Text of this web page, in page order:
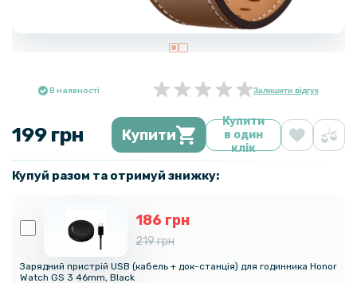
В наявності Залишити відгук
199 грн Купити
Купити
в один
клік
Купуй разом та отримуй знижку:
186 грн
219 грн
Зарядний пристрій USB (кабель + док-станція) для годинника Honor
Watch GS 3 46mm, Black